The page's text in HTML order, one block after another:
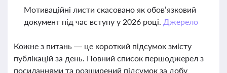
Мотиваційні листи скасовано як обов’язковий
документ під час вступу у 2026 році. Джерело
Кожне з питань — це короткий підсумок змісту
публікацій за день. Повний список першоджерел з
посиланнями та розширений підсумок за добу